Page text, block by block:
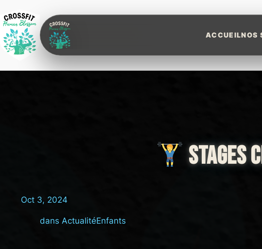
ACCUEILNOS
au
contenu
Human Blossom CrossFit
STAGES
Oct 3, 2024
dans ActualitéEnfants